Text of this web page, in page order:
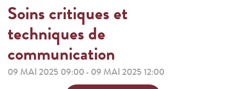
Soins critiques et
techniques de
communication
09 MAI 2025 09:00 - 09 MAI 2025 12:00